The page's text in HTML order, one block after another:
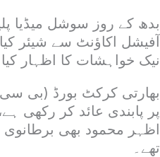
بدھ کے روز سوشل میڈیا
آفیشل اکاؤنٹ سے شیئر
نیک خواہشات کا اظہار کیا
بھارتی کرکٹ بورڈ (بی
پر پابندی عائد کر رکھی
اظہر محمود بھی
تھے۔